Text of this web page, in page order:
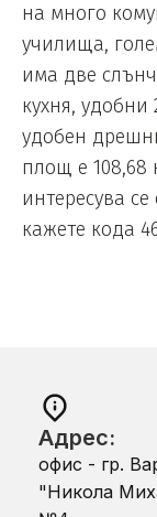
на много
училища,
има две
кухня,
удобен
площ е 108,68
интересува
кажете кода
Адрес:
офис - гр.
"Никола